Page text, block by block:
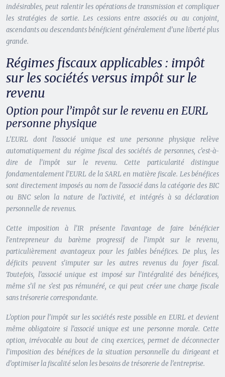
indésirables, peut ralentir les opérations de transmission et compliquer
les stratégies de sortie. Les cessions entre associés ou au conjoint,
ascendants ou descendants bénéficient généralement d’une liberté plus
grande.
Régimes fiscaux applicables : impôt
sur les sociétés versus impôt sur le
revenu
Option pour l’impôt sur le revenu en EURL
personne physique
L’EURL dont l’associé unique est une personne physique relève
automatiquement du régime fiscal des sociétés de personnes, c’est-à-
dire de l’impôt sur le revenu. Cette particularité distingue
fondamentalement l’EURL de la SARLen matière fiscale. Les bénéfices
sont directement imposés au nom de l’associé dans la catégorie des BIC
ou BNC selon la nature de l’activité, et intégrés à sa déclaration
personnelle de revenus.
Cette imposition à l’IR présente l’avantage de faire bénéficier
l’entrepreneur du barème progressif de l’impôt sur le revenu,
particulièrement avantageux pour les faibles bénéfices. De plus, les
déficits peuvent s’imputer sur les autres revenus du foyer fiscal.
Toutefois, l’associé unique est imposé sur l’intégralité des bénéfices,
même s’il ne s’est pas rémunéré, ce qui peut créer une charge fiscale
sans trésorerie correspondante.
L’option pour l’impôt sur les sociétés reste possible en EURL et devient
même obligatoire si l’associé unique est une personne morale. Cette
option, irrévocable au bout de cinq exercices, permet de déconnecter
l’imposition des bénéfices de la situation personnelle du dirigeant et
d’optimiser la fiscalité selon les besoins de trésorerie de l’entreprise.